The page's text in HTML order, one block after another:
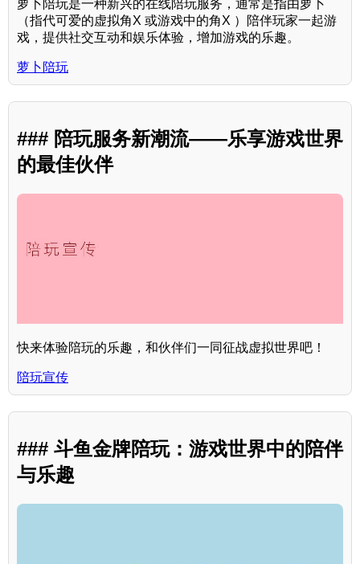
萝卜陪玩是一种新兴的在线陪玩服务，通常是指由萝卜
（指代可爱的虚拟角X 或游戏中的角X ）陪伴玩家一起游
戏，提供社交互动和娱乐体验，增加游戏的乐趣。
萝卜陪玩
### 陪玩服务新潮流——乐享游戏世界
的最佳伙伴
快来体验陪玩的乐趣，和伙伴们一同征战虚拟世界吧！
陪玩宣传
### 斗鱼金牌陪玩：游戏世界中的陪伴
与乐趣